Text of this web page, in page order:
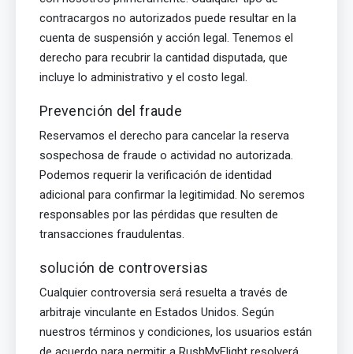
contracargos no autorizados puede resultar en la
cuenta de suspensión y acción legal. Tenemos el
derecho para recubrir la cantidad disputada, que
incluye lo administrativo y el costo legal.
Prevención del fraude
Reservamos el derecho para cancelar la reserva
sospechosa de fraude o actividad no autorizada.
Podemos requerir la verificación de identidad
adicional para confirmar la legitimidad. No seremos
responsables por las pérdidas que resulten de
transacciones fraudulentas.
solución de controversias
Cualquier controversia será resuelta a través de
arbitraje vinculante en Estados Unidos. Según
nuestros términos y condiciones, los usuarios están